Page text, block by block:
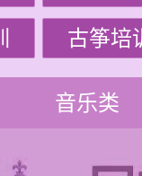
古筝培
音乐类